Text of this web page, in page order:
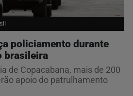
policiamento durante
brasileira
de Copacabana, mais de 200
apoio do patrulhamento